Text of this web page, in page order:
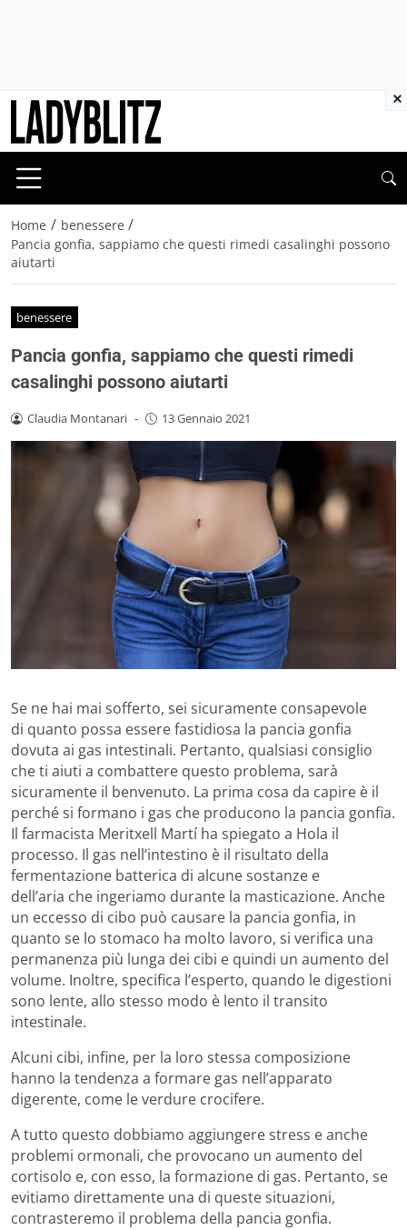
Home / benessere /
Pancia gonfia, sappiamo che questi rimedi casalinghi possono
aiutarti
benessere
Pancia gonfia, sappiamo che questi rimedi
casalinghi possono aiutarti
Claudia Montanari - 13 Gennaio 2021
Se ne hai mai sofferto, sei sicuramente consapevole
di quanto possa essere fastidiosa la pancia gonfia
dovuta ai gas intestinali. Pertanto, qualsiasi consiglio
che ti aiuti a combattere questo problema, sarà
sicuramente il benvenuto. La prima cosa da capire è il
perché si formano i gas che producono la pancia gonfia.
Il farmacista Meritxell Martí ha spiegato a Hola il
processo. Il gas nell’intestino è il risultato della
fermentazione batterica di alcune sostanze e
dell’aria che ingeriamo durante la masticazione. Anche
un eccesso di cibo può causare la pancia gonfia, in
quanto se lo stomaco ha molto lavoro, si verifica una
permanenza più lunga dei cibi e quindi un aumento del
volume. Inoltre, specifica l’esperto, quando le digestioni
sono lente, allo stesso modo è lento il transito
intestinale.
Alcuni cibi, infine, per la loro stessa composizione
hanno la tendenza a formare gas nell’apparato
digerente, come le verdure crocifere.
A tutto questo dobbiamo aggiungere stress e anche
problemi ormonali, che provocano un aumento del
cortisolo e, con esso, la formazione di gas. Pertanto, se
evitiamo direttamente una di queste situazioni,
contrasteremo il problema della pancia gonfia.
×